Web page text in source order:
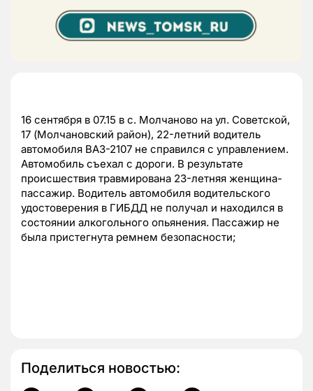
16 сентября в 07.15 в с. Молчаново на ул. Советской,
17 (Молчановский район), 22-летний водитель
автомобиля ВАЗ-2107 не справился с управлением.
Автомобиль съехал с дороги. В результате
происшествия травмирована 23-летняя женщина-
пассажир. Водитель автомобиля водительского
удостоверения в ГИБДД не получал и находился в
состоянии алкогольного опьянения. Пассажир не
была пристегнута ремнем безопасности;
Поделиться новостью: